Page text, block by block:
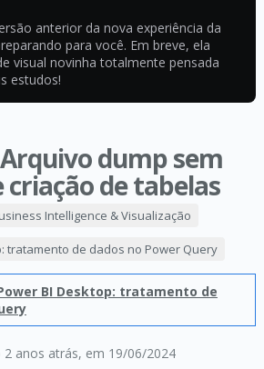
anterior da nova experiência da
para você. Em breve, ela
visual novinha totalmente pensada
estudos!
dump sem
criação de tabelas
2 anos atrás, em 19/06/2024
Intelligence & Visualização
tratamento de dados no Power Query
BI Desktop: tratamento de